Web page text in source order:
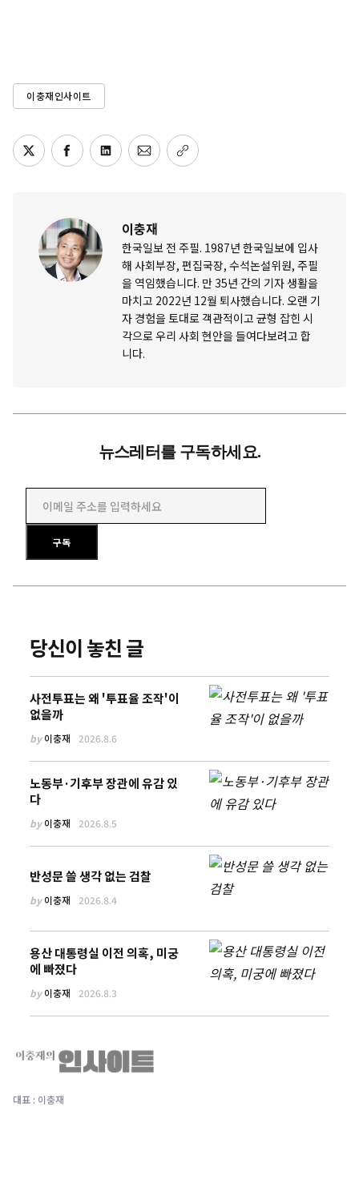
이충재인사이트
이충재
한국일보 전 주필. 1987년 한국일보에 입사
해 사회부장, 편집국장, 수석논설위원, 주필
을 역임했습니다. 만 35년 간의 기자 생활을
마치고 2022년 12월 퇴사했습니다. 오랜 기
자 경험을 토대로 객관적이고 균형 잡힌 시
각으로 우리 사회 현안을 들여다보려고 합
니다.
뉴스레터를 구독하세요.
이메일 주소를 입력하세요
구독
당신이 놓친 글
사전투표는 왜 '투표율 조작'이
없을까
by이충재 2026.8.6
노동부·기후부 장관에 유감 있
다
by이충재 2026.8.5
반성문 쓸 생각 없는 검찰
by이충재 2026.8.4
용산 대통령실 이전 의혹, 미궁
에 빠졌다
by이충재 2026.8.3
대표 : 이충재